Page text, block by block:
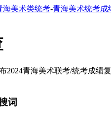
海美术类统考-青海美术统考成
2024青海美术联考/统考成绩
词